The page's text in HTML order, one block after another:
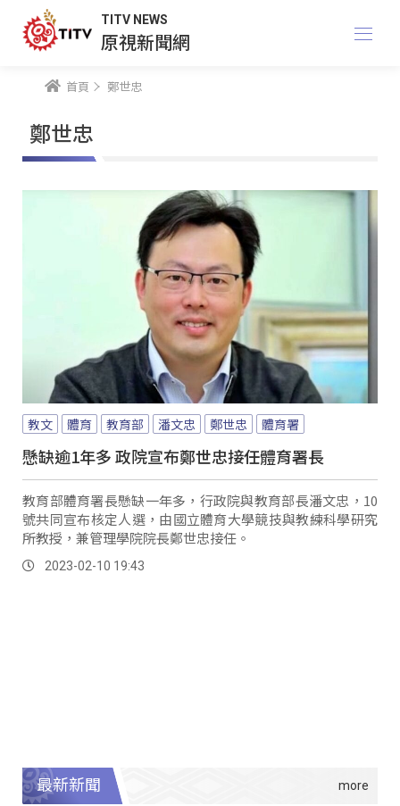
TITV NEWS
原視新聞網
首頁 鄭世忠
鄭世忠
教文 體育 教育部 潘文忠 鄭世忠 體育署
懸缺逾1年多 政院宣布鄭世忠接任體育署長
教育部體育署長懸缺一年多，行政院與教育部長潘文忠，10
號共同宣布核定人選，由國立體育大學競技與教練科學研究
所教授，兼管理學院院長鄭世忠接任。
2023-02-10 19:43
最新新聞